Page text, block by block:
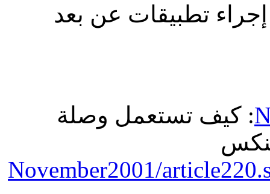
تطبيقات عن بعد
: كيف تستعمل وصلة
November2001/